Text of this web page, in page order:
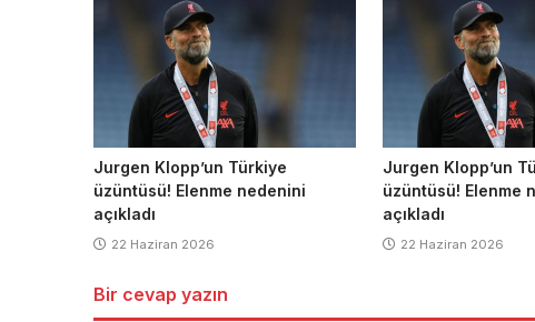
Jurgen Klopp’un Türkiye
üzüntüsü! Elenme nedenini
açıkladı
22 Haziran 2026
Jurgen Klopp’un
üzüntüsü! Elenme
açıkladı
22 Haziran 2026
Bir cevap yazın